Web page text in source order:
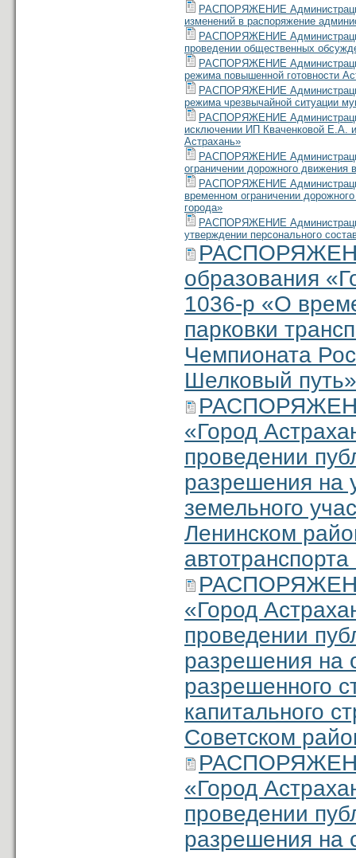
РАСПОРЯЖЕНИЕ Администрации
изменений в распоряжение
РАСПОРЯЖЕНИЕ
проведении общественных
РАСПОРЯЖЕНИЕ
режима повышенной готовности
РАСПОРЯЖЕНИЕ
режима чрезвычайной ситуации
РАСПОРЯЖЕНИЕ
исключении ИП Кваченковой Е.А.
Астрахань»
РАСПОРЯЖЕНИЕ
ограничении дорожного движения
РАСПОРЯЖЕНИЕ
временном ограничении
города»
РАСПОРЯЖЕНИЕ Администрации
утверждении персонального
образования
1036-р «О
парковки
Чемпионата
Шелковый путь»
«Город
проведении
разрешения на
земельного
Ленинском
«Город
проведении
разрешения на
разрешенного
капитального
Советском
«Город
проведении
разрешения на